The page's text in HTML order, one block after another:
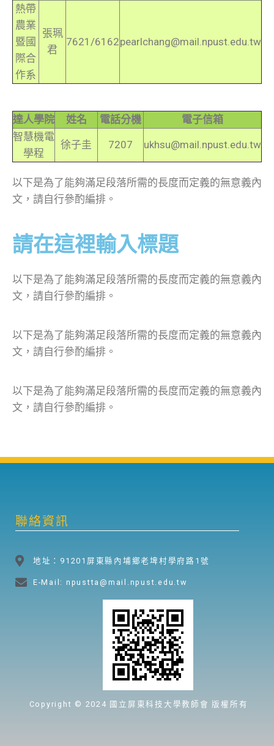
熱帶
農業
暨國
際合
作系
張珮
君
7621/6162pearlchang@mail.npust.edu.tw
達人學院 姓名 電話分機
電子信箱
智慧機電
學程
徐子圭 7207 ukhsu@mail.npust.edu.tw
以下是為了能夠滿足段落所需的長度而定義的無意義內
文，請自行參酌編排。
請在這裡輸入標題
以下是為了能夠滿足段落所需的長度而定義的無意義內
文，請自行參酌編排。
以下是為了能夠滿足段落所需的長度而定義的無意義內
文，請自行參酌編排。
以下是為了能夠滿足段落所需的長度而定義的無意義內
文，請自行參酌編排。
聯絡資訊
地址：91201屏東縣內埔鄉老埤村學府路1號
E-Mail: npustta@mail.npust.edu.tw
Copyright © 2024 國立屏東科技大學教師會 版權所有